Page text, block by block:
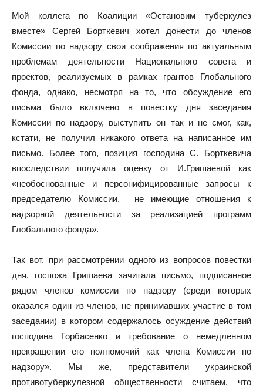
Мой коллега по Коалиции «Остановим туберкулез
вместе» Сергей Борткевич хотел донести до членов
Комиссии по надзору свои соображения по актуальным
проблемам деятельности Национального совета и
проектов, реализуемых в рамках грантов Глобального
фонда, однако, несмотря на то, что обсуждение его
письма было включено в повестку дня заседания
Комиссии по надзору, выступить он так и не смог, как,
кстати, не получил никакого ответа на написанное им
письмо. Более того, позиция господина С. Борткевича
впоследствии получила оценку от И.Гришаевой как
«необоснованные и персонифицированные запросы к
председателю Комиссии, не имеющие отношения к
надзорной деятельности за реализацией программ
Глобального фонда».
Так вот, при рассмотрении одного из вопросов повестки
дня, госпожа Гришаева зачитала письмо, подписанное
рядом членов комиссии по надзору (среди которых
оказался один из членов, не принимавших участие в том
заседании) в котором содержалось осуждение действий
господина Горбасенко и требование о немедленном
прекращении его полномочий как члена Комиссии по
надзору». Мы же, представители украинской
противотуберкулезной общественности считаем, что